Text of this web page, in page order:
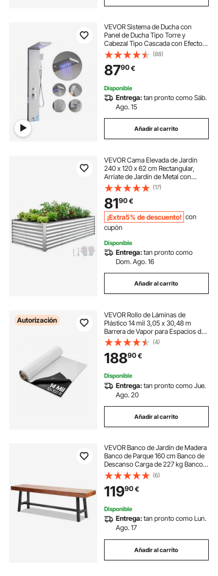
VEVOR Sistema de Ducha con
Panel de Ducha Tipo Torre y
Cabezal Tipo Cascada con Efecto
Lluvia, LED, Acero Inoxidable, 5
Funciones, Montaje Pared, con
Boquilla de Mano y Caño para
Bañera, Plata
(88)
8790€
Disponible
Entrega:tan pronto como Sáb.
Ago. 15
Añadir al carrito
VEVOR Cama Elevada de Jardín
240 x 120 x 62 cm Rectangular,
Arriate de Jardín de Metal con
Fondo Abierto, para Cultivo de
Flores Plantas Verduras con
Accesorios para Terraza Patio
Balcón, Plateado
(17)
8190€
¡Extra5% de descuento! con
cupón
Disponible
Entrega:tan pronto como
Dom. Ago. 16
Añadir al carrito
Autorización
VEVOR Rollo de Láminas de
Plástico 14 mil 3,05 x 30,48 m
Barrera de Vapor para Espacios de
Acceso Lámina de Polietileno
Resistente para Jardín Suministros
de Plástico Agrícola, Blanco y
Negro
(4)
18890€
Disponible
Entrega:tan pronto como Jue.
Ago. 20
Añadir al carrito
VEVOR Banco de Jardín de Madera
Banco de Parque 160 cm Banco de
Descanso Carga de 227 kg Banco
de Jardín y Parque para 3 Personas
con Respaldo Reposabrazos Banco
para Jardín, Parque, Patio, Porche
(6)
11990€
Disponible
Entrega:tan pronto como Lun.
Ago. 17
Añadir al carrito